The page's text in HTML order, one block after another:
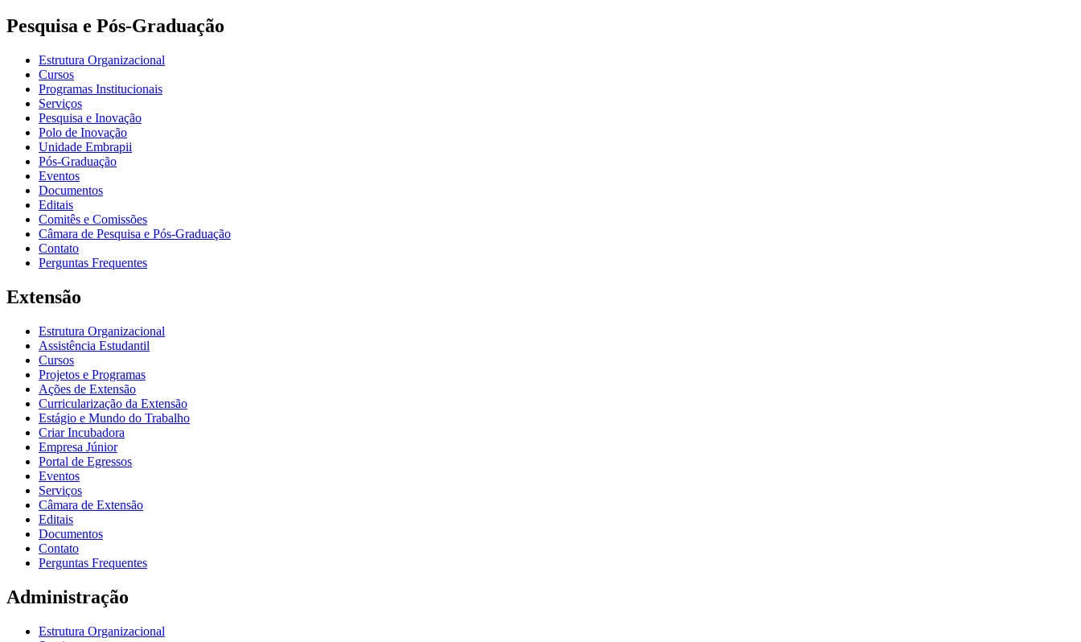
Pesquisa e Pós-Graduação
Estrutura Organizacional
Cursos
Programas Institucionais
Serviços
Pesquisa e Inovação
Polo de Inovação
Unidade Embrapii
Pós-Graduação
Eventos
Documentos
Editais
Comitês e Comissões
Câmara de Pesquisa e Pós-Graduação
Contato
Perguntas Frequentes
Extensão
Estrutura Organizacional
Assistência Estudantil
Cursos
Projetos e Programas
Ações de Extensão
Curricularização da Extensão
Estágio e Mundo do Trabalho
Criar Incubadora
Empresa Júnior
Portal de Egressos
Eventos
Serviços
Câmara de Extensão
Editais
Documentos
Contato
Perguntas Frequentes
Administração
Estrutura Organizacional